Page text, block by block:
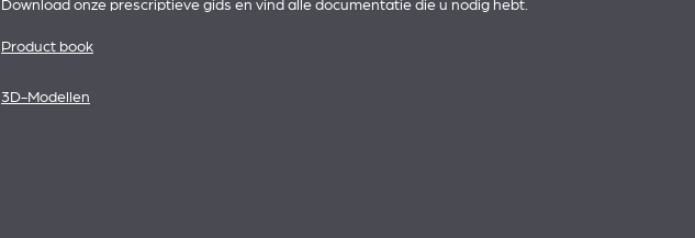
Download onze prescriptieve gids en vind alle documentatie die u nodig hebt.
Product book
3D-Modellen